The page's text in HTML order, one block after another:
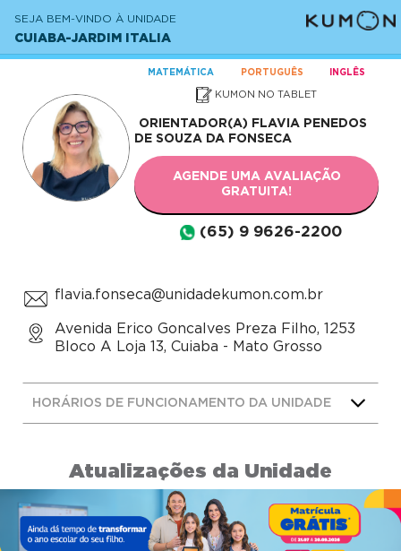
SEJA BEM-VINDO À UNIDADE
CUIABA-JARDIM ITALIA
MATEMÁTICA PORTUGUÊS INGLÊS
KUMON NO TABLET
ORIENTADOR(A) FLAVIA PENEDOS
DE SOUZA DA FONSECA
AGENDE UMA AVALIAÇÃO
GRATUITA!
(65) 9 9626-2200
flavia.fonseca@unidadekumon.com.br
Avenida Erico Goncalves Preza Filho, 1253
Bloco A Loja 13, Cuiaba - Mato Grosso
HORÁRIOS DE FUNCIONAMENTO DA UNIDADE
Atualizações da Unidade